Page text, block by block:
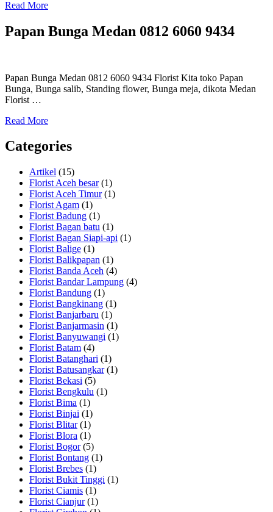
Read More
Papan Bunga Medan 0812 6060 9434
Papan Bunga Medan 0812 6060 9434 Florist Kita toko Papan
Bunga, Bunga salib, Standing flower, Bunga meja, dikota Medan
Florist …
Read More
Categories
Artikel (15)
Florist Aceh besar(1)
Florist Aceh Timur(1)
Florist Agam (1)
Florist Badung (1)
Florist Bagan batu (1)
Florist Bagan Siapi-api (1)
Florist Balige (1)
Florist Balikpapan (1)
Florist Banda Aceh (4)
Florist Bandar Lampung (4)
Florist Bandung (1)
Florist Bangkinang (1)
Florist Banjarbaru (1)
Florist Banjarmasin (1)
Florist Banyuwangi (1)
Florist Batam (4)
Florist Batanghari (1)
Florist Batusangkar(1)
Florist Bekasi (5)
Florist Bengkulu (1)
Florist Bima (1)
Florist Binjai (1)
Florist Blitar(1)
Florist Blora (1)
Florist Bogor(5)
Florist Bontang (1)
Florist Brebes (1)
Florist Bukit Tinggi (1)
Florist Ciamis (1)
Florist Cianjur(1)